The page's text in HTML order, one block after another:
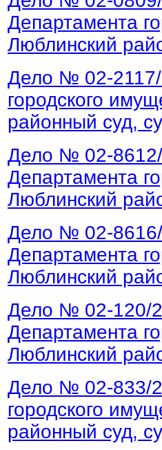
Департамента
Люблинский
Дело № 02-2117/
городского
районный суд,
Дело № 02-
Департамента
Люблинский
Дело № 02-
Департамента
Люблинский
Дело № 02-120/
Департамента
Люблинский
Дело № 02-833/
городского
районный суд,